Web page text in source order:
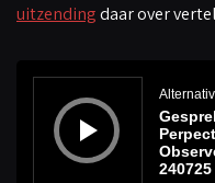
uitzendingdaar over
240725